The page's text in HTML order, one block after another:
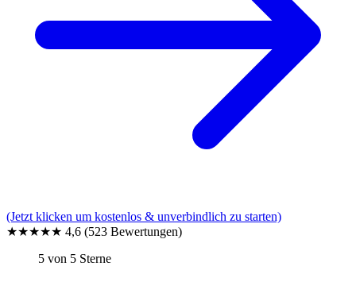
(Jetzt klicken um kostenlos & unverbindlich zu starten)
★★★★★ 4,6 (523 Bewertungen)
5 von 5 Sterne